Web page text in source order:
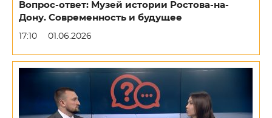
Вопрос-ответ: Музей истории Ростова-на-
Дону. Современность и будущее
17:10 01.06.2026